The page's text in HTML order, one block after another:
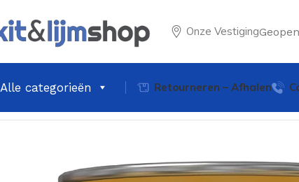
Onze Vestiging
Alle categorieën Retourneren – Afhalen